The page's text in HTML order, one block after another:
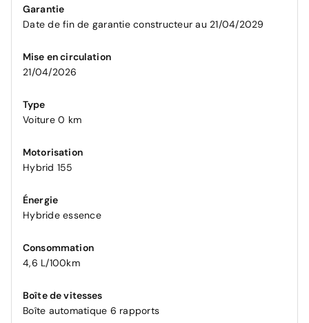
Garantie
Date de fin de garantie constructeur au 21/04/2029
Mise en circulation
21/04/2026
Type
Voiture 0 km
Motorisation
Hybrid 155
Énergie
Hybride essence
Consommation
4,6 L/100km
Boîte de vitesses
Boîte automatique 6 rapports